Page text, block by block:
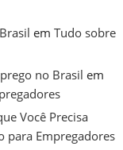
em Tudo sobre
no Brasil em
Você Precisa
para Empregadores